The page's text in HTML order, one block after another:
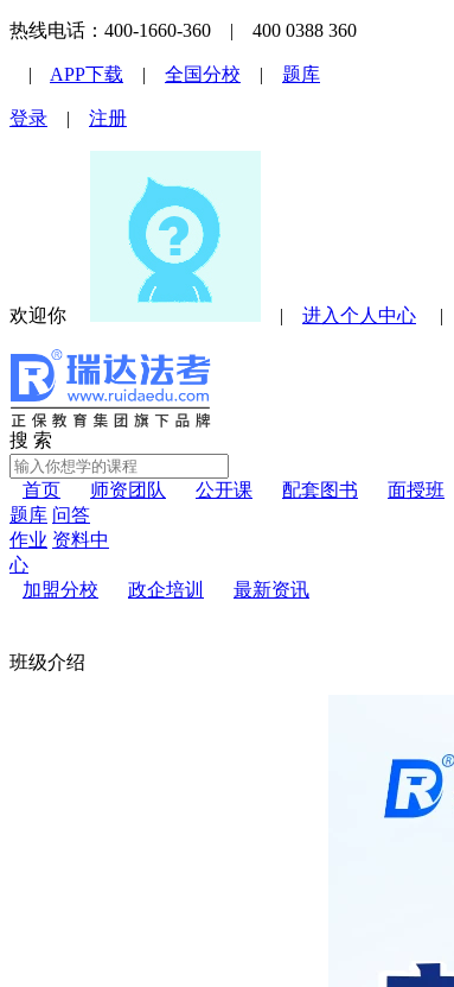
热线电话：400-1660-360 | 400 0388 360
| APP下载 | 全国分校 | 题库
登录 | 注册
欢迎你 | 进入个人中心 |
搜 索
首页 师资团队 公开课 配套图书 面授班
题库 问答
作业 资料中
心
加盟分校
政企培训 最新资讯
班级介绍